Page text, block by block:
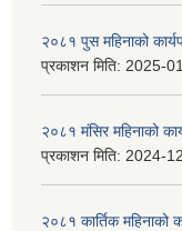
२०८१ पुस महिनाको
प्रकाशन मिति: 2025-
२०८१ मंसिर महिनाको
प्रकाशन मिति: 2024-
२०८१ कार्तिक महिनाको